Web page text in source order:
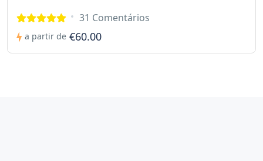
31 Comentários
a partir de €60.00